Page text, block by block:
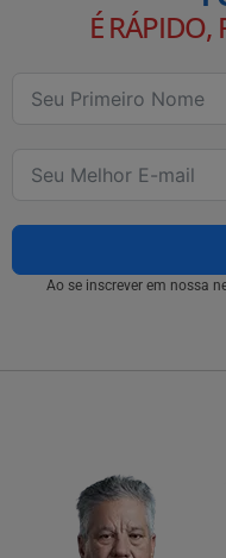
É RÁPIDO,
Ao se inscrever em nossa